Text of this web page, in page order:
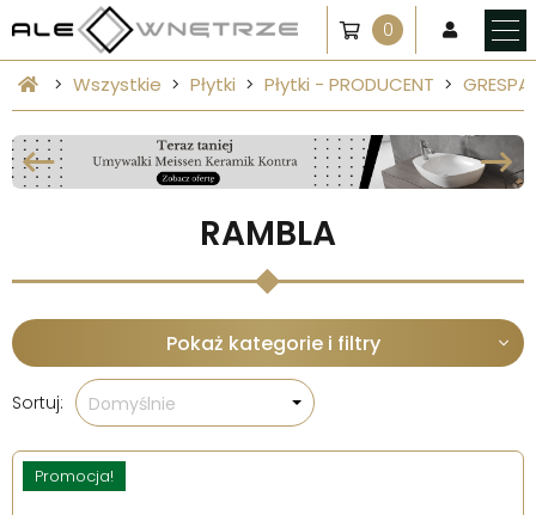
0
Wszystkie Płytki Płytki - PRODUCENT
RAMBLA
Pokaż kategorie i filtry
Sortuj: Domyślnie
Promocja!